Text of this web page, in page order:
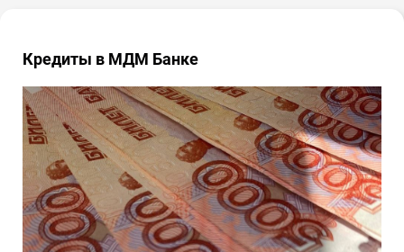
Кредиты в МДМ Банке